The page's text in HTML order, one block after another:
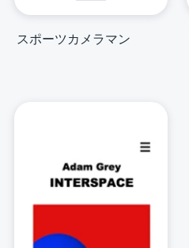
スポーツカメラマン